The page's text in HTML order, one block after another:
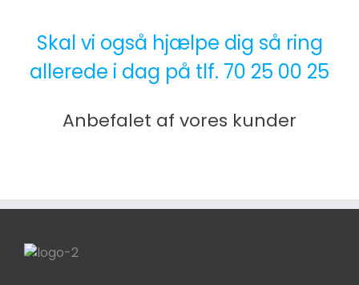
Skal vi også hjælpe dig så ring
allerede i dag på tlf. 70 25 00 25
Anbefalet af vores kunder